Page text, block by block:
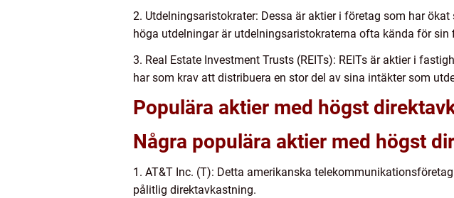
2. Utdelningsaristokrater: Dessa är aktier i företag som har
höga utdelningar är utdelningsaristokraterna ofta kända för
3. Real Estate Investment Trusts (REITs): REITs är aktier i
har som krav att distribuera en stor del av sina intäkter som
Populära aktier med högst
Några populära aktier med högst
1. AT&T Inc. (T): Detta amerikanska
pålitlig direktavkastning.